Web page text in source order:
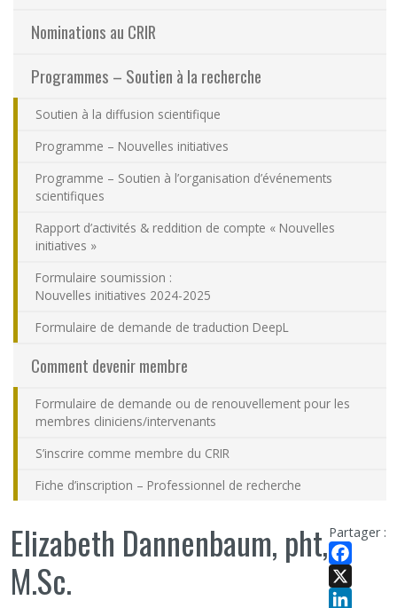
Éthique
Nous joindre
Plan du site
Accessibilité
Espace membre
Nominations au CRIR
Programmes – Soutien à la recherche
Soutien à la diffusion scientifique
Programme – Nouvelles initiatives
Programme – Soutien à l’organisation d’événements
scientifiques
Rapport d’activités & reddition de compte « Nouvelles
initiatives »
Formulaire soumission :
Nouvelles initiatives 2024-2025
Formulaire de demande de traduction DeepL
Comment devenir membre
Formulaire de demande ou de renouvellement pour les
membres cliniciens/intervenants
S’inscrire comme membre du CRIR
Fiche d’inscription – Professionnel de recherche
Partager :
Facebook
X
Elizabeth Dannenbaum, pht,
M.Sc.